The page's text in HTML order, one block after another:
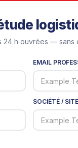
24 h ouvrées — sans
EMAIL
SOCIÉTÉ /